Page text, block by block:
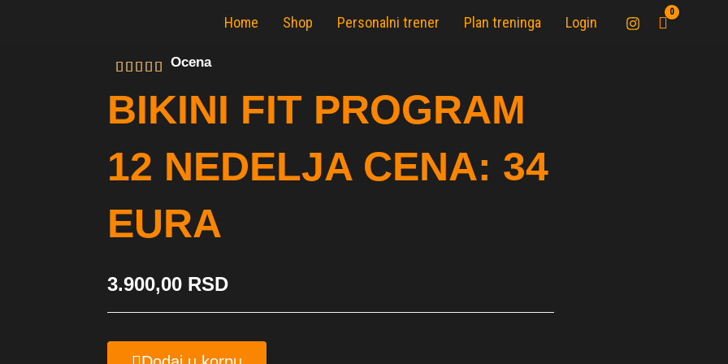
Home Shop Personalni trener Plan treninga Login
Ocena
BIKINI FIT PROGRAM
12 NEDELJA CENA: 34
EURA
3.900,00 RSD